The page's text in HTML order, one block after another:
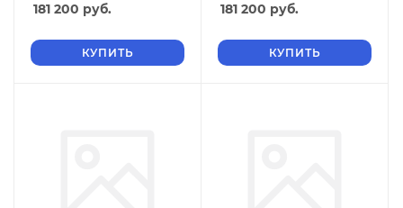
181 200 руб.
КУПИТЬ
181 200 руб.
КУПИТЬ